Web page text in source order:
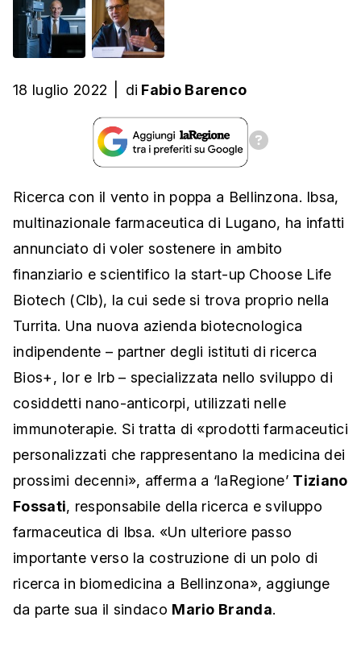
18 luglio 2022 di Fabio Barenco
Ricerca con il vento in poppa a Bellinzona. Ibsa,
multinazionale farmaceutica di Lugano, ha infatti
annunciato di voler sostenere in ambito
finanziario e scientifico la start-up Choose Life
Biotech (Clb), la cui sede si trova proprio nella
Turrita. Una nuova azienda biotecnologica
indipendente – partner degli istituti di ricerca
Bios+, Ior e Irb – specializzata nello sviluppo di
cosiddetti nano-anticorpi, utilizzati nelle
immunoterapie. Si tratta di «prodotti farmaceutici
personalizzati che rappresentano la medicina dei
prossimi decenni», afferma a ‘laRegione’ Tiziano
Fossati, responsabile della ricerca e sviluppo
farmaceutica di Ibsa. «Un ulteriore passo
importante verso la costruzione di un polo di
ricerca in biomedicina a Bellinzona», aggiunge
da parte sua il sindaco Mario Branda.